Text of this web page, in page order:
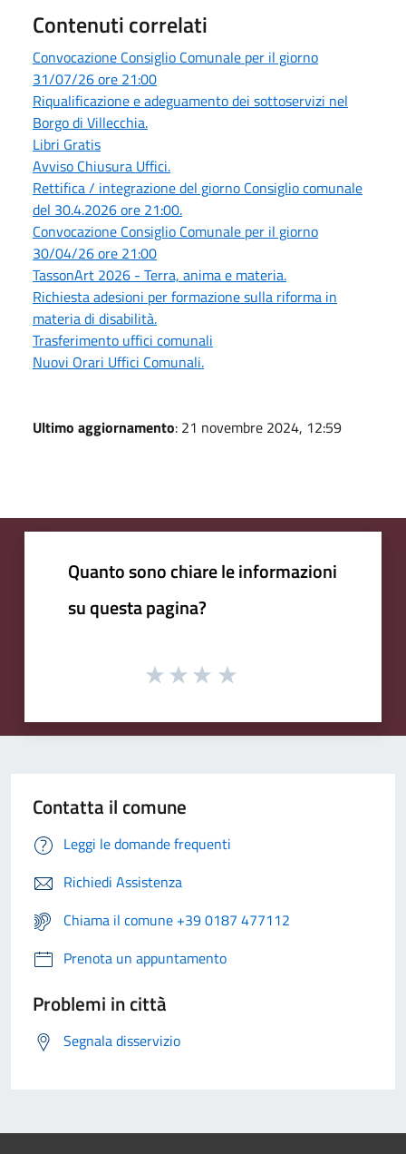
Contenuti correlati
Convocazione Consiglio Comunale per il giorno
31/07/26 ore 21:00
Riqualificazione e adeguamento dei sottoservizi nel
Borgo di Villecchia.
Libri Gratis
Avviso Chiusura Uffici.
Rettifica / integrazione del giorno Consiglio comunale
del 30.4.2026 ore 21:00.
Convocazione Consiglio Comunale per il giorno
30/04/26 ore 21:00
TassonArt 2026 - Terra, anima e materia.
Richiesta adesioni per formazione sulla riforma in
materia di disabilità.
Trasferimento uffici comunali
Nuovi Orari Uffici Comunali.
Ultimo aggiornamento: 21 novembre 2024, 12:59
Quanto sono chiare le informazioni
su questa pagina?
Contatta il comune
Leggi le domande frequenti
Richiedi Assistenza
Chiama il comune +39 0187 477112
Prenota un appuntamento
Problemi in città
Segnala disservizio